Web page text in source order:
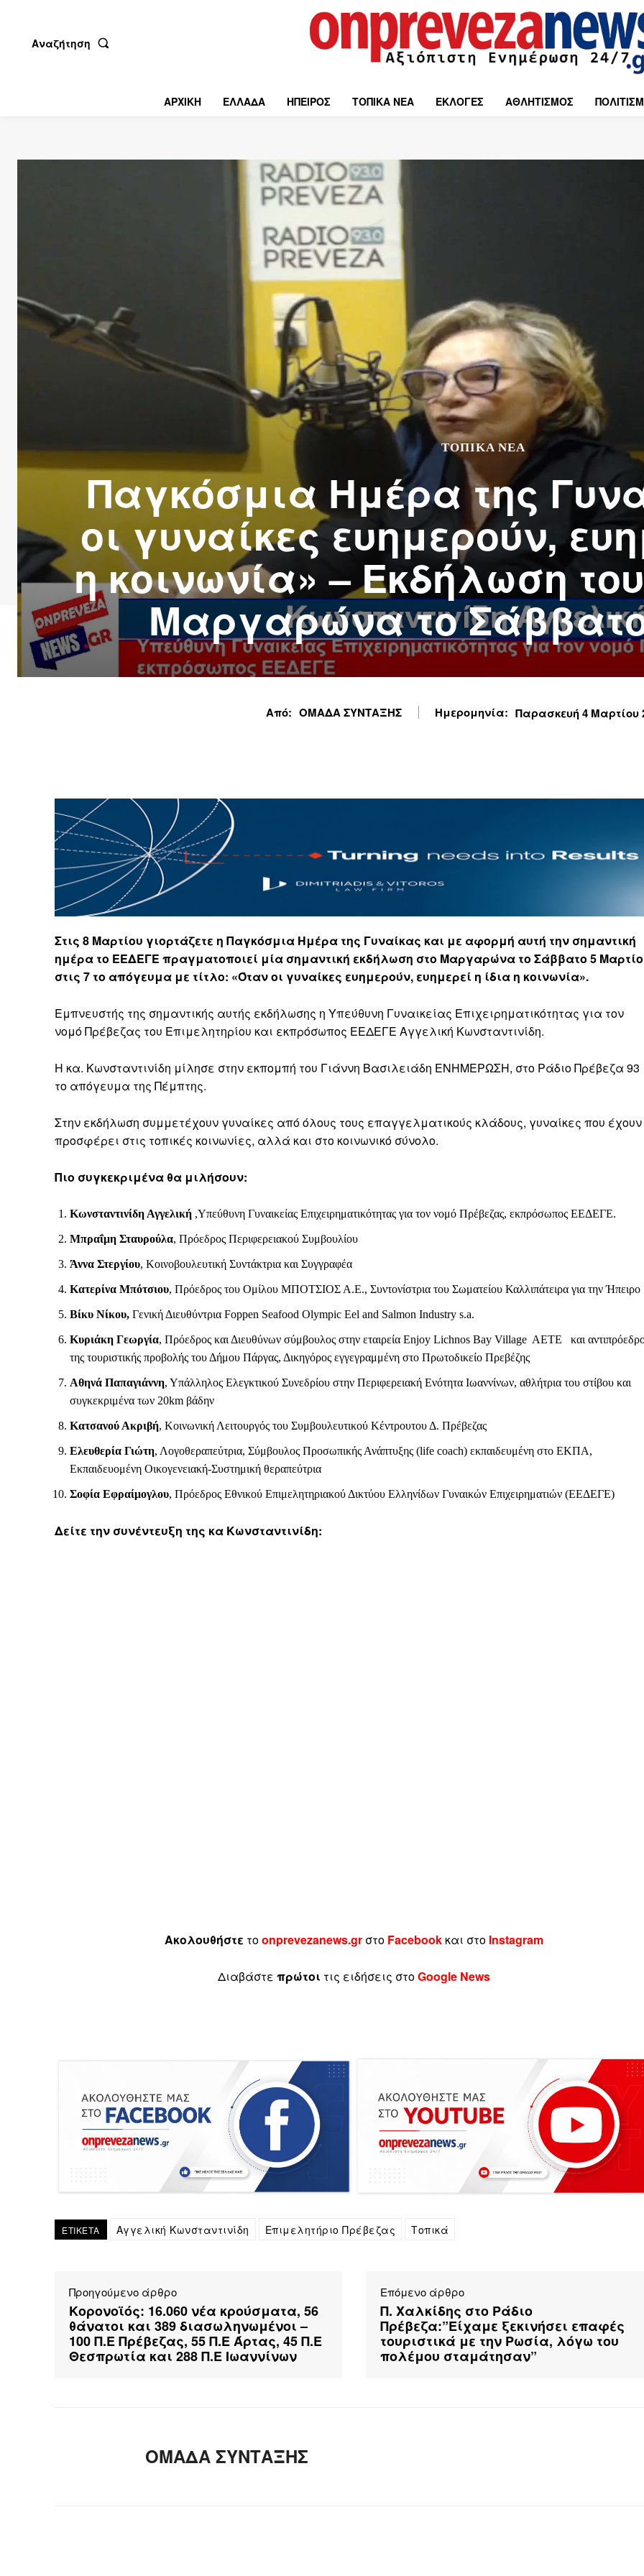
Αναζήτηση
ΑΡΧΙΚΗ ΕΛΛΑΔΑ ΗΠΕΙΡΟΣ ΤΟΠΙΚΑ ΝΕΑ ΕΚΛΟΓΕΣ ΑΘΛΗΤΙΣΜΟΣ
ΤΟΠΙΚΆ ΝΈΑ
Παγκόσμια Ημέρα της
οι γυναίκες ευημερούν,
η κοινωνία» – Εκδήλωση
Μαργαρώνα το Σάββατο
Από: ΟΜΑΔΑ ΣΥΝΤΑΞΗΣ Ημερομηνία: Παρασκευή 4 Μαρτίου
Στις 8 Μαρτίου γιορτάζετε η Παγκόσμια Ημέρα της Γυναίκας και με αφορμή αυτή την σημαντική
ημέρα το ΕΕΔΕΓΕ πραγματοποιεί μία σημαντική εκδήλωση στο Μαργαρώνα το Σάββατο 5
στις 7 το απόγευμα με τίτλο: «Όταν οι γυναίκες ευημερούν, ευημερεί η ίδια η κοινωνία».
Εμπνευστής της σημαντικής αυτής εκδήλωσης η Υπεύθυνη Γυναικείας Επιχειρηματικότητας για τον
νομό Πρέβεζας του Επιμελητηρίου και εκπρόσωπος ΕΕΔΕΓΕ Αγγελική Κωνσταντινίδη.
Η κα. Κωνσταντινίδη μίλησε στην εκπομπή του Γιάννη Βασιλειάδη ΕΝΗΜΕΡΩΣΗ, στο Ράδιο Πρέβεζα 93
το απόγευμα της Πέμπτης.
Στην εκδήλωση συμμετέχουν γυναίκες από όλους τους επαγγελματικούς κλάδους, γυναίκες που έχουν
προσφέρει στις τοπικές κοινωνίες, αλλά και στο κοινωνικό σύνολο.
Πιο συγκεκριμένα θα μιλήσουν:
Κωνσταντινίδη Αγγελική ,Υπεύθυνη Γυναικείας Επιχειρηματικότητας για τον νομό Πρέβεζας, εκπρόσωπος ΕΕΔΕΓΕ.
Μπραΐμη Σταυρούλα, Πρόεδρος Περιφερειακού Συμβουλίου
Άννα Στεργίου, Κοινοβουλευτική Συντάκτρια και Συγγραφέα
Κατερίνα Μπότσιου, Πρόεδρος του Ομίλου ΜΠΟΤΣΙΟΣ Α.Ε., Συντονίστρια του Σωματείου Καλλιπάτειρα για την Ήπειρο
Βίκυ Νίκου, Γενική Διευθύντρια Foppen Seafood Olympic Eel and Salmon Industry s.a.
Κυριάκη Γεωργία, Πρόεδρος και Διευθύνων σύμβουλος στην εταιρεία Enjoy Lichnos Bay Village AETE και
της τουριστικής προβολής του Δήμου Πάργας, Δικηγόρος εγγεγραμμένη στο Πρωτοδικείο Πρεβέζης
Αθηνά Παπαγιάννη, Υπάλληλος Ελεγκτικού Συνεδρίου στην Περιφερειακή Ενότητα Ιωαννίνων, αθλήτρια του στίβου και
συγκεκριμένα των 20km βάδην
Κατσανού Ακριβή, Κοινωνική Λειτουργός του Συμβουλευτικού Κέντρουτου Δ. Πρέβεζας
Ελευθερία Γιώτη, Λογοθεραπεύτρια, Σύμβουλος Προσωπικής Ανάπτυξης (life coach) εκπαιδευμένη στο ΕΚΠΑ,
Εκπαιδευομένη Οικογενειακή-Συστημική θεραπεύτρια
Σοφία Εφραίμογλου, Πρόεδρος Εθνικού Επιμελητηριακού Δικτύου Ελληνίδων Γυναικών Επιχειρηματιών (ΕΕΔΕΓΕ)
Δείτε την συνέντευξη της κα Κωνσταντινίδη:
Ακολουθήστε τοonprevezanews.grστο Facebookκαι στο Instagram
Διαβάστε πρώτοι τις ειδήσεις στοGoogle News
ΕΤΙΚΕΤΑ Αγγελική Κωνσταντινίδη Επιμελητήριο Πρέβεζας Τοπικά
Προηγούμενο άρθρο
Κορονοϊός: 16.060 νέα κρούσματα, 56
θάνατοι και 389 διασωληνωμένοι –
100 Π.Ε Πρέβεζας, 55 Π.Ε Άρτας, 45 Π.Ε
Θεσπρωτία και 288 Π.Ε Ιωαννίνων
Επόμενο άρθρο
Π. Χαλκίδης στο Ράδιο
Πρέβεζα:”Είχαμε ξεκινήσει επαφές
τουριστικά με την Ρωσία, λόγω του
πολέμου σταμάτησαν”
ΟΜΑΔΑ ΣΥΝΤΑΞΗΣ